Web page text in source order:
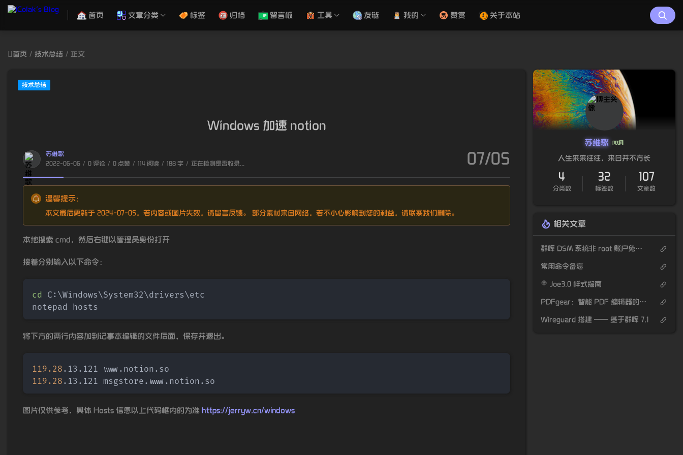
首页 文章分类 标签 归档 留言板 工具 友链 我的 赞赏 关于本站
首页 / 技术总结 / 正文
技术总结
Windows 加速 notion
苏维歌
2022-06-06 / 0 评论 / 0 点赞 / 114 阅读 / 188 字 / 正在检测是否收录... 07/05
温馨提示：
本文最后更新于 2024-07-05，若内容或图片失效，请留言反馈。 部分素材来自网络，若不小心影响到您的利益，请联系我们删除。
本地搜索 cmd，然后右键以管理员身份打开
接着分别输入以下命令：
cd C: \Windows\System32\drivers\etc
notepad hosts
将下方的两行内容加到记事本编辑的文件后面，保存并退出。
119.28
119.28 .13.121 msgstore.www.notion.so
图片仅供参考，具体 Hosts 信息以上代码框内的为准 https://jerryw.cn/windows
苏维歌
人生来来往往，来日并不方长
4
分类数
32
标签数
107
文章数
相关文章
群晖 DSM 系统非 root 账户免密码执行 docker 命令
常用命令备忘
🍭 Joe3.0 样式指南
PDFgear：智能 PDF 编辑器的革新
Wireguard 搭建 —— 基于群晖 7.1